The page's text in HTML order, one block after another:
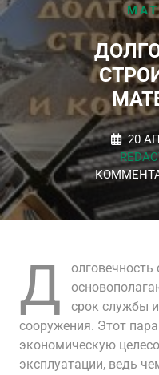
20
Д
олговечность
срок службы
сооружения. Этот
экономическую
эксплуатации, ведь